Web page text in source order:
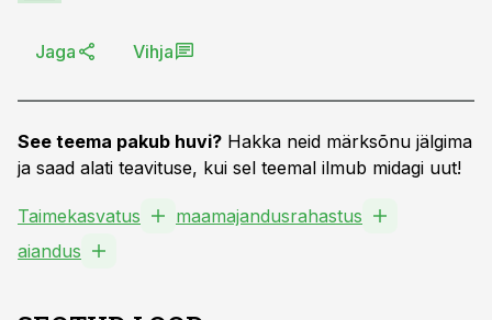
Jaga Vihja
See teema pakub huvi? Hakka neid märksõnu jälgima
ja saad alati teavituse, kui sel teemal ilmub midagi uut!
Taimekasvatus
maamajandusrahastus
aiandus